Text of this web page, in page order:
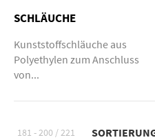
SCHLÄUCHE
Kunststoffschläuche aus
Polyethylen zum Anschluss
von...
181 - 200 / 221